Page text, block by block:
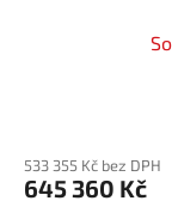
533 355 Kč bez DPH
645 360 Kč